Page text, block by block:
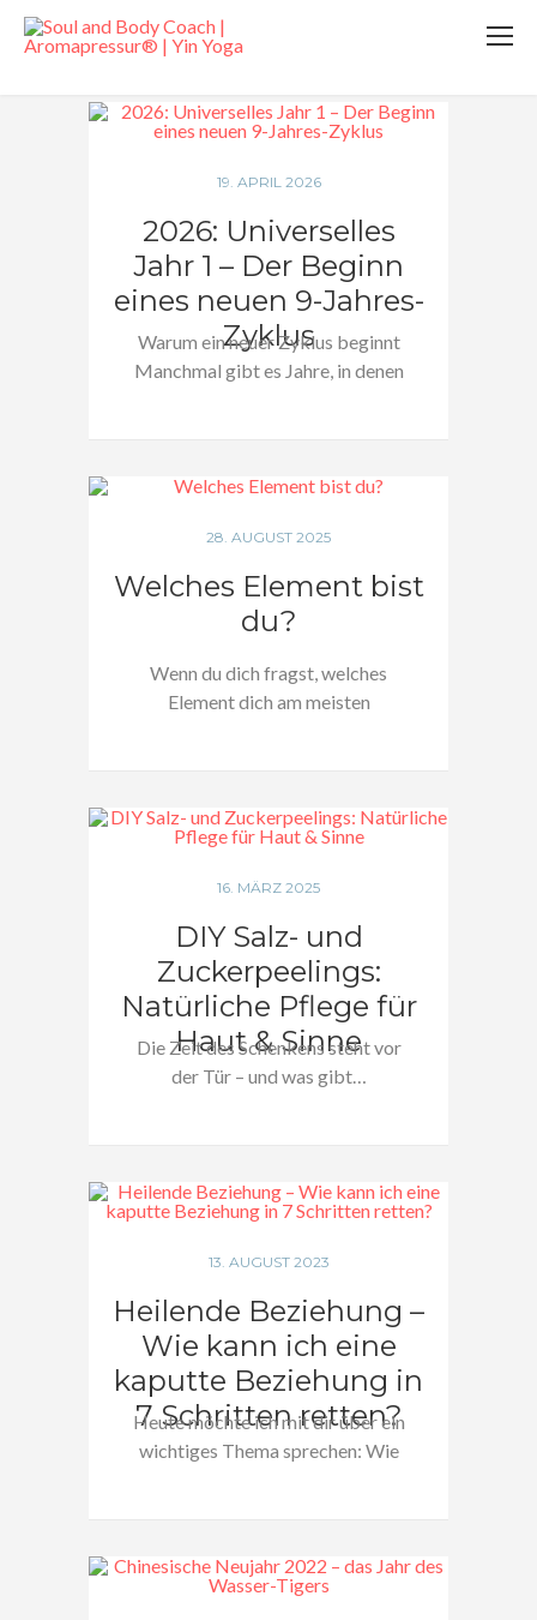
KATEGORIE: LIFESTYLE
19. APRIL 2026
2026: Universelles
Jahr 1 – Der Beginn
eines neuen 9-Jahres-
Zyklus
Warum ein neuer Zyklus beginnt
Manchmal gibt es Jahre, in denen
28. AUGUST 2025
Welches Element bist
du?
Wenn du dich fragst, welches
Element dich am meisten
16. MÄRZ 2025
DIY Salz- und
Zuckerpeelings:
Natürliche Pflege für
Haut & Sinne
Die Zeit des Schenkens steht vor
der Tür – und was gibt…
13. AUGUST 2023
Heilende Beziehung –
Wie kann ich eine
kaputte Beziehung in
7 Schritten retten?
Heute möchte ich mit dir über ein
wichtiges Thema sprechen: Wie